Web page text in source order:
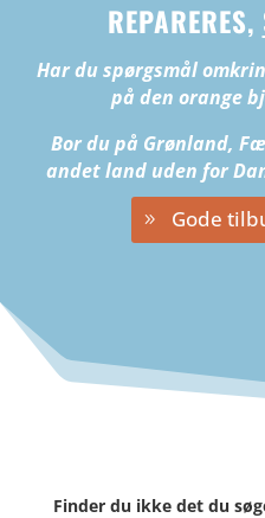
REPARERES,
Har du spørgsmål
på den orange
Bor du på Grønland,
andet land uden for
Gode
Finder du ikke det du